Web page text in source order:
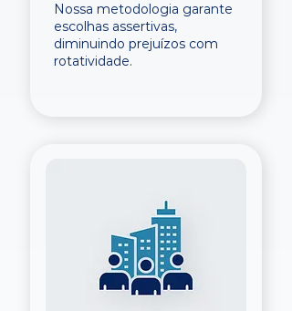
Nossa metodologia garante
escolhas assertivas,
diminuindo prejuízos com
rotatividade.